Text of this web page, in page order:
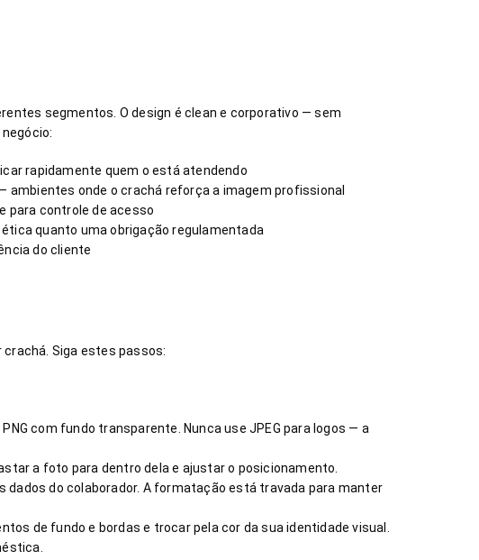
segmentos. O design é clean e corporativo — sem
rapidamente quem o está atendendo
onde o crachá reforça a imagem profissional
para controle de acesso
quanto uma obrigação regulamentada
do cliente
Siga estes passos:
com fundo transparente. Nunca use JPEG para logos — a
a foto para dentro dela e ajustar o posicionamento.
do colaborador. A formatação está travada para manter
de fundo e bordas e trocar pela cor da sua identidade visual.